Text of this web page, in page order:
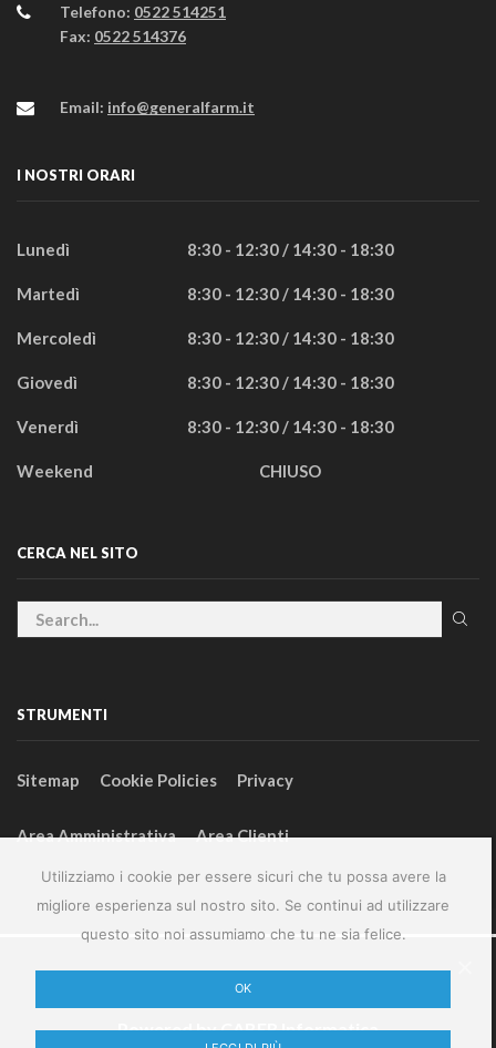
Utilizziamo i cookie per essere sicuri che tu possa avere la
migliore esperienza sul nostro sito. Se continui ad utilizzare
questo sito noi assumiamo che tu ne sia felice.
OK
Telefono: 0522 514251
Fax: 0522 514376
Email: info@generalfarm.it
I NOSTRI ORARI
Lunedì 8:30 - 12:30 / 14:30 - 18:30
Martedì 8:30 - 12:30 / 14:30 - 18:30
Mercoledì 8:30 - 12:30 / 14:30 - 18:30
Giovedì 8:30 - 12:30 / 14:30 - 18:30
Venerdì 8:30 - 12:30 / 14:30 - 18:30
Weekend CHIUSO
CERCA NEL SITO
STRUMENTI
Sitemap Cookie Policies Privacy
Area Amministrativa Area Clienti
2024 – GeneralFarm srl – P.IVA 00127580355
Powered byCABER Informatica